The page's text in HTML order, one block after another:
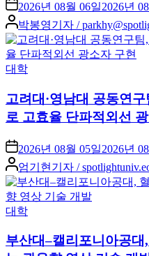
2026년 08월 06일2026년
Posted
by
박봉영기자 /
Posted
대학
고려대·영남대 공동연
로 고효율 단파적외선
2026년 08월 05일2026년
Posted
by
엄기현기자 /
Posted
대학
부산대–캘리포니아공